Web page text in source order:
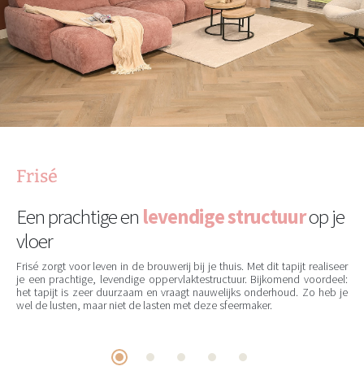
Frisé
Een prachtige en levendige structuurop je
vloer
Frisé zorgt voor leven in de brouwerij bij je thuis. Met dit tapijt realiseer
je een prachtige, levendige oppervlaktestructuur. Bijkomend voordeel:
het tapijt is zeer duurzaam en vraagt nauwelijks onderhoud. Zo heb je
wel de lusten, maar niet de lasten met deze sfeermaker.